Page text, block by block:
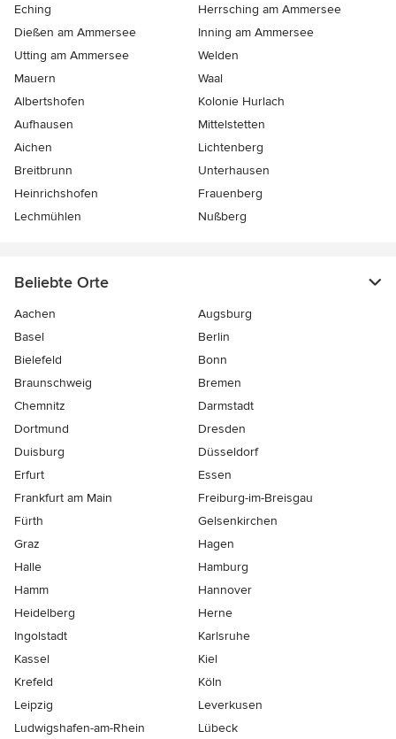
Eching
Herrsching am Ammersee
Dießen am Ammersee
Inning am Ammersee
Utting am Ammersee
Welden
Mauern
Waal
Albertshofen
Kolonie Hurlach
Aufhausen
Mittelstetten
Aichen
Lichtenberg
Breitbrunn
Unterhausen
Heinrichshofen
Frauenberg
Lechmühlen
Nußberg
Beliebte Orte
Aachen
Augsburg
Basel
Berlin
Bielefeld
Bonn
Braunschweig
Bremen
Chemnitz
Darmstadt
Dortmund
Dresden
Duisburg
Düsseldorf
Erfurt
Essen
Frankfurt am Main
Freiburg-im-Breisgau
Fürth
Gelsenkirchen
Graz
Hagen
Halle
Hamburg
Hamm
Hannover
Heidelberg
Herne
Ingolstadt
Karlsruhe
Kassel
Kiel
Krefeld
Köln
Leipzig
Leverkusen
Ludwigshafen-am-Rhein
Lübeck